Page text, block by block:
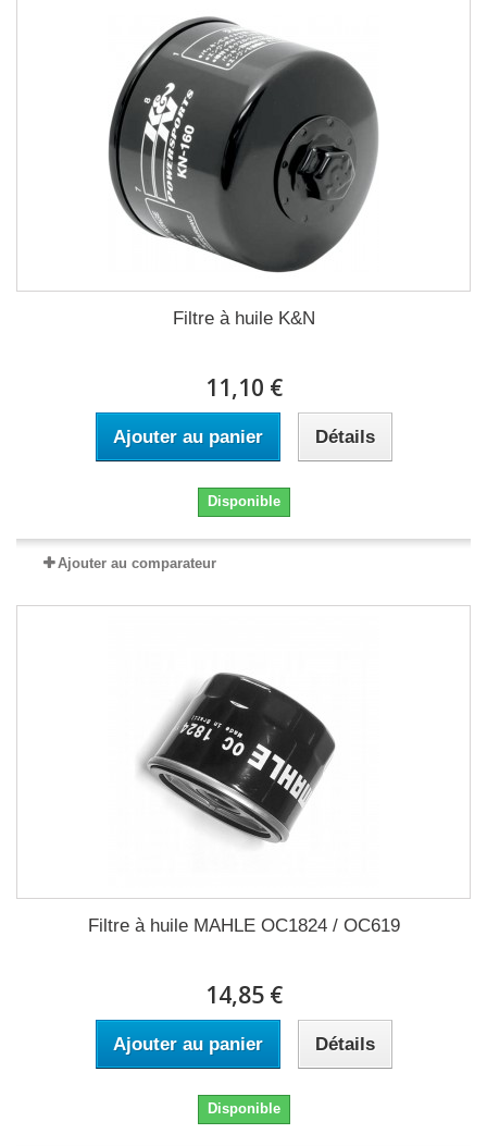
Filtre à huile K&N
11,10 €
Ajouter au panier Détails
Disponible
Ajouter au comparateur
Filtre à huile MAHLE OC1824 / OC619
14,85 €
Ajouter au panier Détails
Disponible